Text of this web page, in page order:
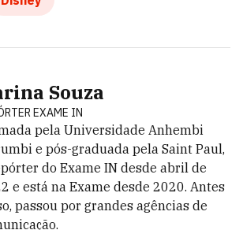
Souza
EXAME IN
pela Universidade Anhembi
e pós-graduada pela Saint Paul,
do Exame IN desde abril de
e está na Exame desde 2020. Antes
passou por grandes agências de